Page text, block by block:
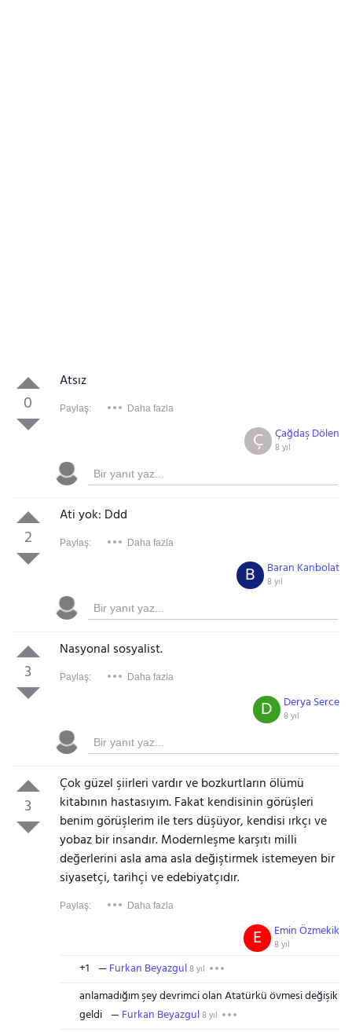
0
Atsız
Paylaş: Daha fazla
Çağdaş Dölen
8 yıl
Ç
2
Ati yok: Ddd
Paylaş: Daha fazla
Baran Kanbolat
8 yıl
B
3
Nasyonal sosyalist.
Paylaş: Daha fazla
Derya Serce
8 yıl
D
3
Çok güzel şiirleri vardır ve bozkurtların ölümü
kitabının hastasıyım. Fakat kendisinin görüşleri
benim görüşlerim ile ters düşüyor, kendisi ırkçı ve
yobaz bir insandır. Modernleşme karşıtı milli
değerlerini asla ama asla değiştirmek istemeyen bir
siyasetçi, tarihçi ve edebiyatçıdır.
Paylaş: Daha fazla
Emin Özmekik
8 yıl
E
+1 Furkan Beyazgul8 yıl
anlamadığım şey devrimci olan Atatürkü övmesi değişik
geldi
Furkan Beyazgul8 yıl